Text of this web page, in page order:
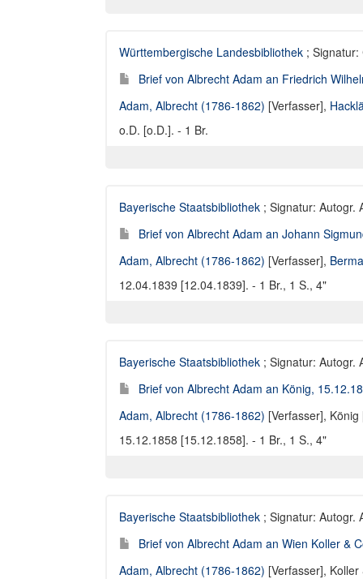
Württembergische Landesbibliothek ;
Brief von Albrecht Adam an Friedrich
Adam, Albrecht (1786-1862) [Verfasser],
o.D. [o.D.]. - 1 Br.
Bayerische Staatsbibliothek ; Signatur: Autogr.
Brief von Albrecht Adam an Johann
Adam, Albrecht (1786-1862) [Verfasser],
12.04.1839 [12.04.1839]. - 1 Br., 1 S., 4"
Bayerische Staatsbibliothek ; Signatur: Autogr.
Brief von Albrecht Adam an König,
Adam, Albrecht (1786-1862) [Verfasser], König
15.12.1858 [15.12.1858]. - 1 Br., 1 S., 4"
Bayerische Staatsbibliothek ; Signatur: Autogr.
Brief von Albrecht Adam an Wien Koller &
Adam, Albrecht (1786-1862) [Verfasser], Koller